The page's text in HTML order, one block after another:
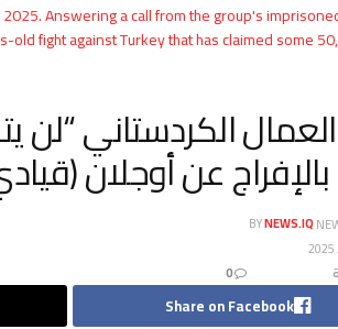
Answering a call from the group's
fight against Turkey that has claimed some
الكردستاني
بالإفراج عن أوجلان
BYNEWS.IQ
Share on Facebook